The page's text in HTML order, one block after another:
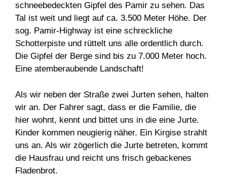
schneebedeckten Gipfel des Pamir zu sehen. Das
Tal ist weit und liegt auf ca. 3.500 Meter Höhe. Der
sog. Pamir-Highway ist eine schreckliche
Schotterpiste und rüttelt uns alle ordentlich durch.
Die Gipfel der Berge sind bis zu 7.000 Meter hoch.
Eine atemberaubende Landschaft!
Als wir neben der Straße zwei Jurten sehen, halten
wir an. Der Fahrer sagt, dass er die Familie, die
hier wohnt, kennt und bittet uns in die eine Jurte.
Kinder kommen neugierig näher. Ein Kirgise strahlt
uns an. Als wir zögerlich die Jurte betreten, kommt
die Hausfrau und reicht uns frisch gebackenes
Fladenbrot.